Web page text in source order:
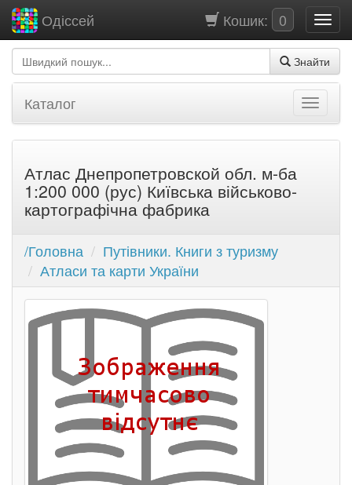
Кошик: 0
Одіссей
Знайти
Каталог
Атлас Днепропетровской обл. м-ба
1:200 000 (рус) Київська військово-
картографічна фабрика
/Головна
Путівники. Книги з туризму
Атласи та карти України